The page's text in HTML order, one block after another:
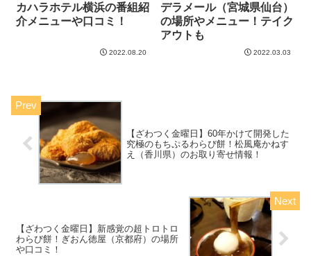
カハラホテル横浜の番組紹
介メニューや口コミ！
2022.08.20
デラメール（宮城県仙台）
の場所やメニュー！テイク
アウトも
2022.03.03
【ざわつく金曜日】60年かけて開発した
究極のもちぷるわらび餅！松風庵かねす
え（香川県）のお取り寄せ情報！
【ざわつく金曜日】新感覚の超トロトロ
わらび餅！ぎおん徳屋（京都府）の場所
や口コミ！